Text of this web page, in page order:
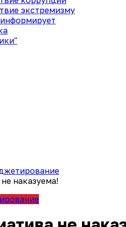
экстремизму
наказуема!